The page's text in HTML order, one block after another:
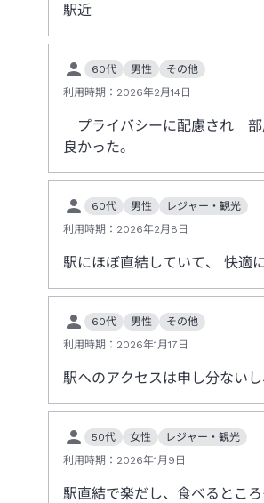
駅近
60代 男性
その他
利用時期： 2026年2月14日
プライバシーに配慮され 部
良かった。
60代 男性
レジャー・観光
利用時期： 2026年2月8日
駅にほぼ直結していて、 快適
60代 男性
その他
利用時期： 2026年1月17日
駅へのアクセスは申し分ない
50代 女性
レジャー・観光
利用時期： 2026年1月9日
駅直結で楽だし、食べるとこ